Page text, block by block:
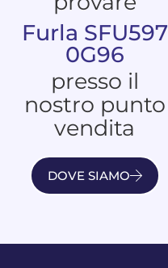
Furla SFU597
0G96
presso il
nostro punto
vendita
DOVE SIAMO